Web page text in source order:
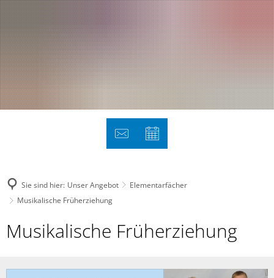
Sie sind hier: Unser Angebot
Elementarfächer
Musikalische Früherziehung
Musikalische
Musikalische Früherziehung